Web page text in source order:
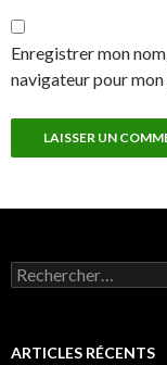
Enregistrer mon
navigateur pour
Rechercher :
ARTICLES RÉCENTS